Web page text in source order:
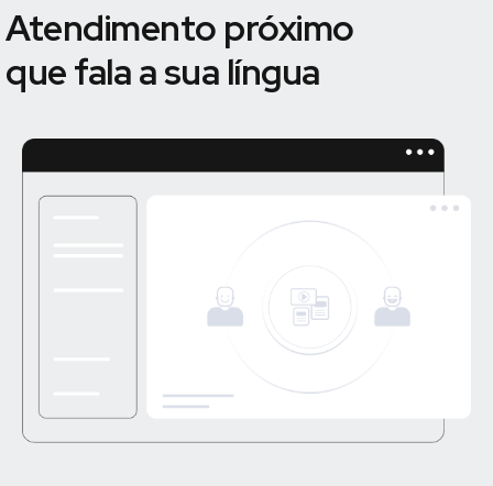
Atendimento próximo
que fala a sua língua